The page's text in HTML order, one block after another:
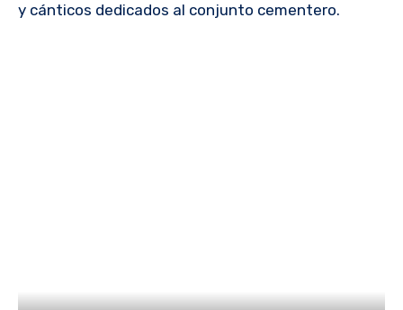
y cánticos dedicados al conjunto cementero.